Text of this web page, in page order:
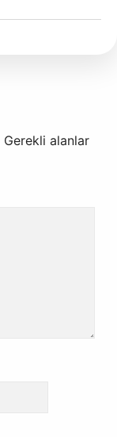
Gerekli alanlar